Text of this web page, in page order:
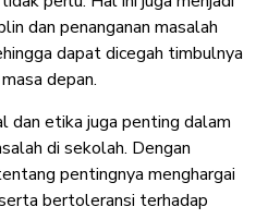
dan penanganan masalah
dapat dicegah timbulnya
depan.
dan etika juga penting dalam
di sekolah. Dengan
pentingnya menghargai
bertoleransi terhadap